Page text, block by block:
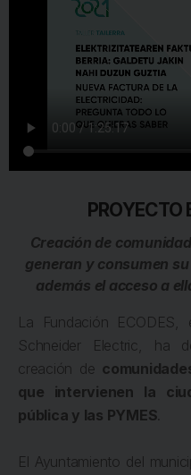
PROYECTO
Creación de
generan y consumen
además el acceso a
La Fundación
Schneider Electric, ha
creación de
que intervienen la
pública y las PYMES.
El Ayuntamiento del